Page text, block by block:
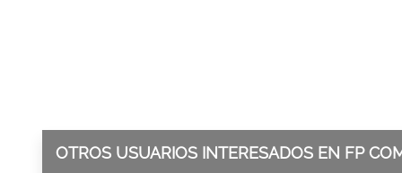
OTROS USUARIOS INTERESADOS EN FP